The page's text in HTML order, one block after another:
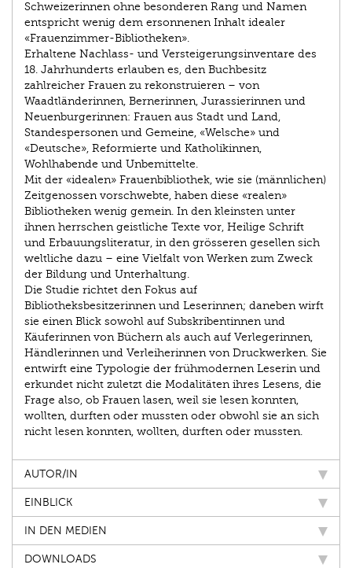
Schweizerinnen ohne besonderen Rang und Namen
entspricht wenig dem ersonnenen Inhalt idealer
«Frauenzimmer-Bibliotheken».
Erhaltene Nachlass- und Versteigerungsinventare des
18. Jahrhunderts erlauben es, den Buchbesitz
zahlreicher Frauen zu rekonstruieren – von
Waadtländerinnen, Bernerinnen, Jurassierinnen und
Neuenburgerinnen: Frauen aus Stadt und Land,
Standespersonen und Gemeine, «Welsche» und
«Deutsche», Reformierte und Katholikinnen,
Wohlhabende und Unbemittelte.
Mit der «idealen» Frauenbibliothek, wie sie (männlichen)
Zeitgenossen vorschwebte, haben diese «realen»
Bibliotheken wenig gemein. In den kleinsten unter
ihnen herrschen geistliche Texte vor, Heilige Schrift
und Erbauungsliteratur, in den grösseren gesellen sich
weltliche dazu – eine Vielfalt von Werken zum Zweck
der Bildung und Unterhaltung.
Die Studie richtet den Fokus auf
Bibliotheksbesitzerinnen und Leserinnen; daneben wirft
sie einen Blick sowohl auf Subskribentinnen und
Käuferinnen von Büchern als auch auf Verlegerinnen,
Händlerinnen und Verleiherinnen von Druckwerken. Sie
entwirft eine Typologie der frühmodernen Leserin und
erkundet nicht zuletzt die Modalitäten ihres Lesens, die
Frage also, ob Frauen lasen, weil sie lesen konnten,
wollten, durften oder mussten oder obwohl sie an sich
nicht lesen konnten, wollten, durften oder mussten.
AUTOR/IN
EINBLICK
IN DEN MEDIEN
DOWNLOADS